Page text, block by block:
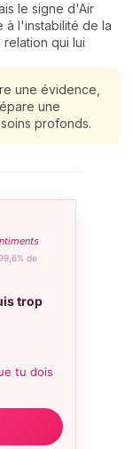
le signe d'Air
à l'instabilité de la
qui lui
une évidence,
une
profonds.
de
trop
tu dois